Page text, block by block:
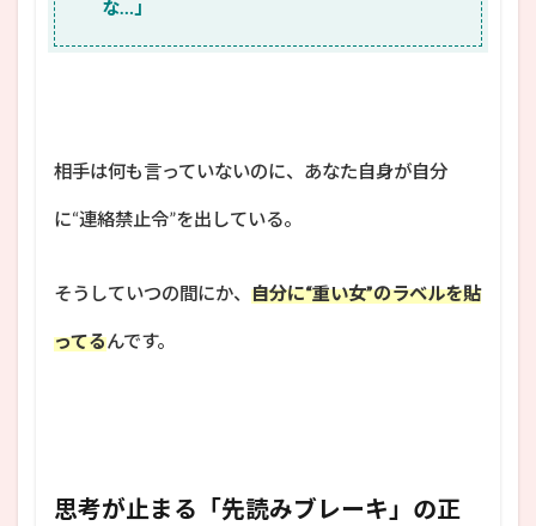
な…」
相手は何も言っていないのに、あなた自身が自分
に“連絡禁止令”を出している。
そうしていつの間にか、 自分に“重い女”のラベルを貼
ってるんです。
思考が止まる「先読みブレーキ」の正